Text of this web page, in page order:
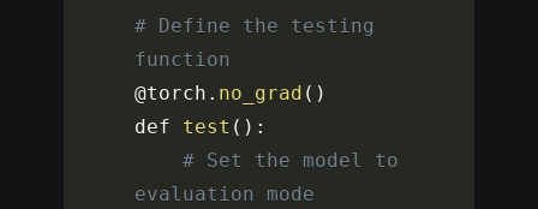
# Define the testing
function
@torch . no_grad ( )
def test ( ) :
# Set the model to
evaluation mode